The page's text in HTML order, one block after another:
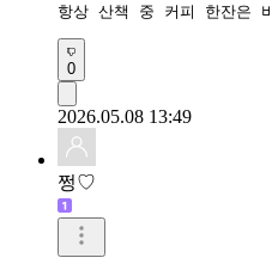
항상 산책 중 커피 한잔은
0
2026.05.08 13:49
쩡♡